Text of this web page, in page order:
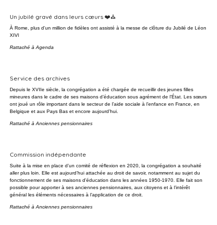
Un jubilé gravé dans leurs cœurs ❤️⛪
À Rome, plus d'un million de fidèles ont assisté à la messe de clôture du Jubilé de Léon
XIVl
Rattaché à Agenda
Service des archives
Depuis le XVIIe siècle, la congrégation a été chargée de recueillir des jeunes filles
mineures dans le cadre de ses maisons d’éducation sous agrément de l’État. Les sœurs
ont joué un rôle important dans le secteur de l’aide sociale à l’enfance en France, en
Belgique et aux Pays Bas et encore aujourd’hui.
Rattaché à Anciennes pensionnaires
Commission indépendante
Suite à la mise en place d’un comité de réflexion en 2020, la congrégation a souhaité
aller plus loin. Elle est aujourd’hui attachée au droit de savoir, notamment au sujet du
fonctionnement de ses maisons d'éducation dans les années 1950-1970. Elle fait son
possible pour apporter à ses anciennes pensionnaires, aux citoyens et à l’intérêt
général les éléments nécessaires à l’application de ce droit.
Rattaché à Anciennes pensionnaires